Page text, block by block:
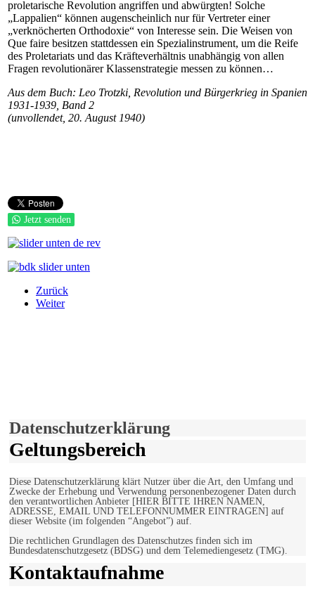
proletarische Revolution angriffen und abwürgten! Solche
„Lappalien“ können augenscheinlich nur für Vertreter einer
„verknöcherten Orthodoxie“ von Interesse sein. Die Weisen von
Que faire besitzen stattdessen ein Spezialinstrument, um die Reife
des Proletariats und das Kräfteverhältnis unabhängig von allen
Fragen revolutionärer Klassenstrategie messen zu können…
Aus dem Buch: Leo Trotzki, Revolution und Bürgerkrieg in Spanien
1931-1939, Band 2
(unvollendet, 20. August 1940)
Jetzt senden
Zurück
Weiter
Datenschutzerklärung
Geltungsbereich
Diese Datenschutzerklärung klärt Nutzer über die Art, den Umfang und
Zwecke der Erhebung und Verwendung personenbezogener Daten durch
den verantwortlichen Anbieter [HIER BITTE IHREN NAMEN,
ADRESSE, EMAIL UND TELEFONNUMMER EINTRAGEN] auf
dieser Website (im folgenden “Angebot”) auf.
Die rechtlichen Grundlagen des Datenschutzes finden sich im
Bundesdatenschutzgesetz (BDSG) und dem Telemediengesetz (TMG).
Kontaktaufnahme